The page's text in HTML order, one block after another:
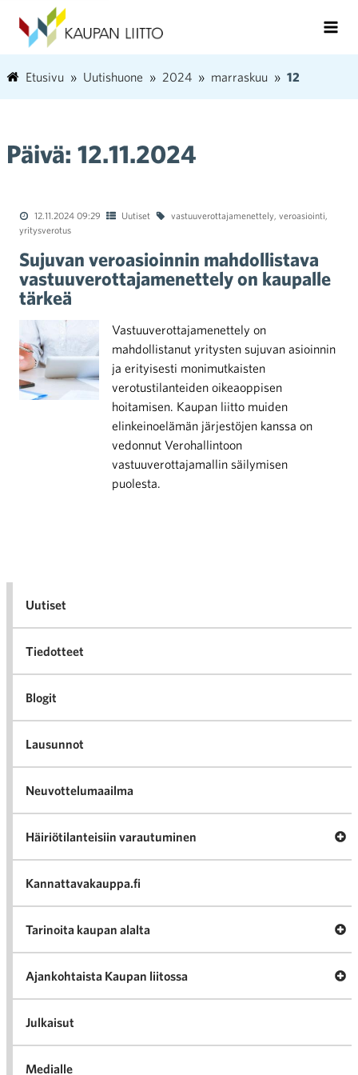
Etusivu Uutishuone 2024 marraskuu 12
Päivä: 12.11.2024
12.11.2024 09:29 Uutiset vastuuverottajamenettely, veroasiointi,
yritysverotus
Sujuvan veroasioinnin mahdollistava
vastuuverottajamenettely on kaupalle
tärkeä
Vastuuverottajamenettely on
mahdollistanut yritysten sujuvan asioinnin
ja erityisesti monimutkaisten
verotustilanteiden oikeaoppisen
hoitamisen. Kaupan liitto muiden
elinkeinoelämän järjestöjen kanssa on
vedonnut Verohallintoon
vastuuverottajamallin säilymisen
puolesta.
Uutiset
Tiedotteet
Blogit
Lausunnot
Neuvottelumaailma
Häiriötilanteisiin varautuminen
Kannattavakauppa.fi
Tarinoita kaupan alalta
Ajankohtaista Kaupan liitossa
Julkaisut
Medialle